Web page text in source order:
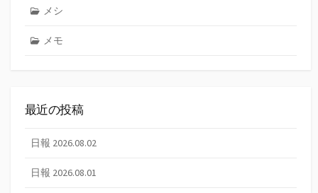
メシ
メモ
最近の投稿
日報 2026.08.02
日報 2026.08.01